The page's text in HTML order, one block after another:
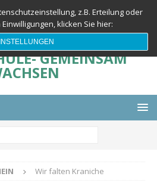
GEMEINSAM
Wir falten Kraniche
z.B. Erteilung oder
klicken Sie hier: